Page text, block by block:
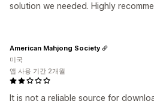
solution we needed. Highly
It is not a reliable source for
American Mahjong Society
미국
앱 사용 기간 2개월